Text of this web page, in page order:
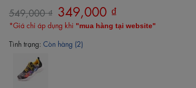
549,000 ₫ 349,000 ₫
*Giá chỉ áp dụng khi "mua hàng tại website"
Tình trạng: Còn hàng (2)